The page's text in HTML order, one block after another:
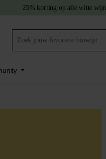
25% korting op alle witte